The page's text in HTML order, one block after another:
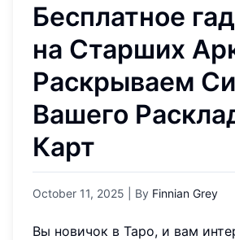
Бесплатное
на Старших
Раскрываем
Вашего
Карт
October 11, 2025 | By Finnian Grey
Вы новичок в Таро, и вам